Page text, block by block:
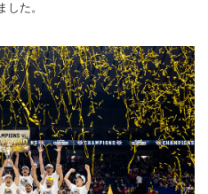
た。